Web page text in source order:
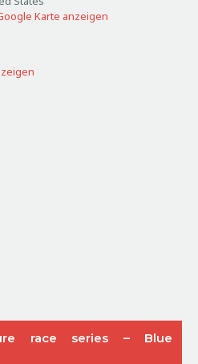
Karte anzeigen
race series – Blue